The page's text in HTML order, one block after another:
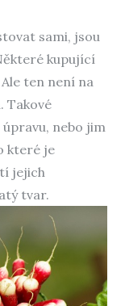
sami, jsou
kupující
ten není na
Takové
nebo jim
které je
jejich
tvar.